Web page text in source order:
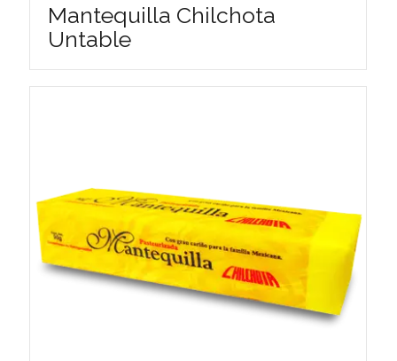
Mantequilla Chilchota
Untable